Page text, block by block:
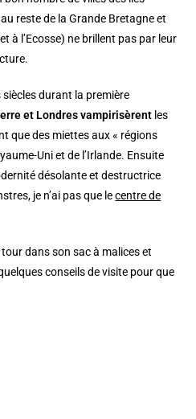
reste de la Grande Bretagne et
à l’Ecosse) ne brillent pas par leur
siècles durant la première
et Londres vampirisèrent les
que des miettes aux « régions
Uni et de l’Irlande. Ensuite
désolante et destructrice
je n’ai pas que lecentre de
dans son sac à malices et
conseils de visite pour que